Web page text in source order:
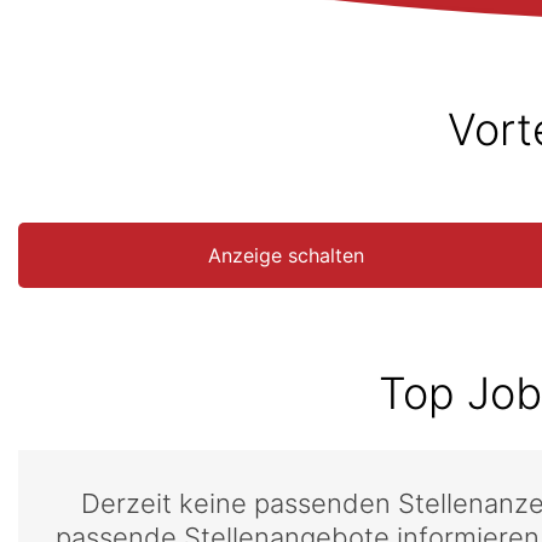
Anzeige schalten
Top
Derzeit keine passenden